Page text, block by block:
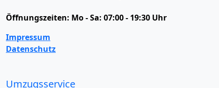
Öffnungszeiten: Mo - Sa: 07:00 - 19:30 Uhr
Impressum
Datenschutz
Umzugsservice